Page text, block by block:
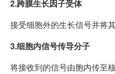
2.跨膜生长因子受体
接受细胞外的生长信号并将
3.细胞内信号传导分子
将接收到的信号由胞内传至